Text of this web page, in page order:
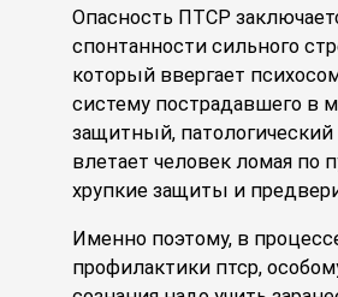
Опасность ПТСР
спонтанности сильного
который ввергает
систему пострадавшего в
защитный, патологический
влетает человек ломая по
хрупкие защиты и
Именно поэтому, в
профилактики птср,